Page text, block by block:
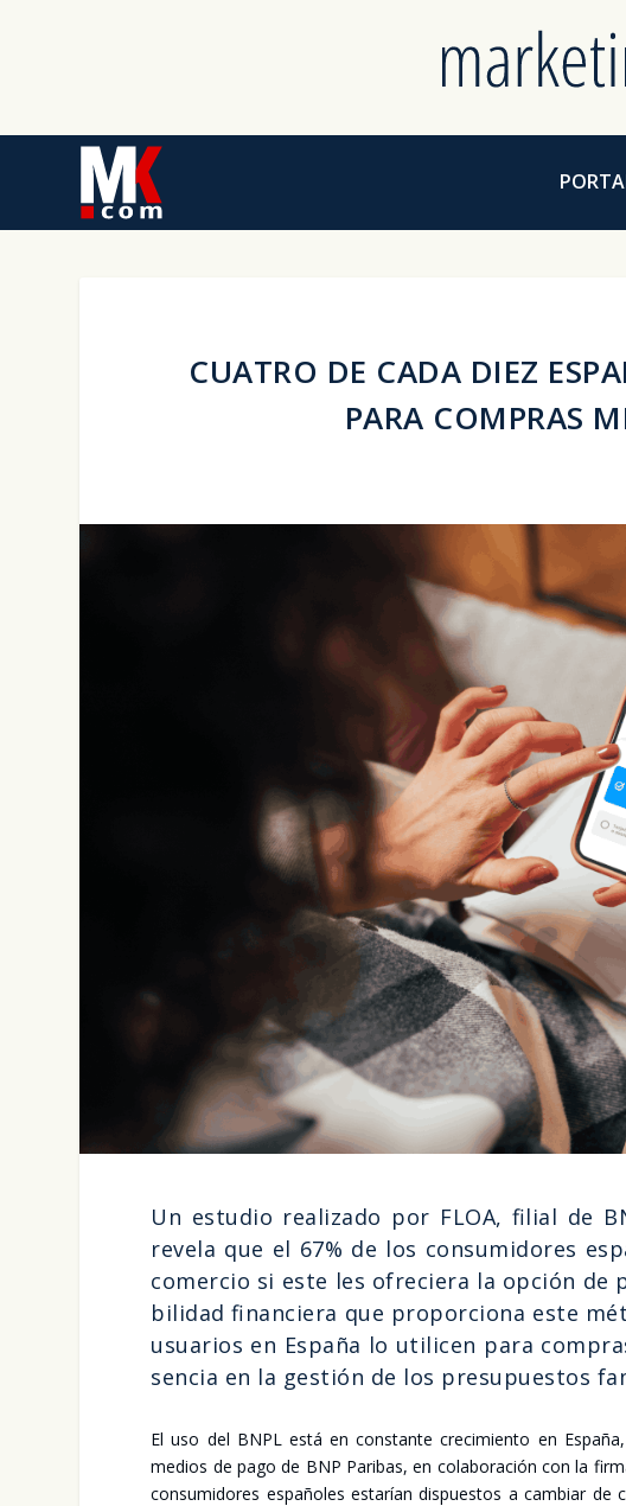
CUATRO DE CADA DIEZ
PARA COMPRAS
Un estu­dio rea­li­za­do por FLOA, filial de
reve­la que el 67% de los con­su­mi­do­res
comer­cio si este les ofre­cie­ra la opción de
bi­li­dad finan­cie­ra que pro­por­cio­na este
usua­rios en Espa­ña lo uti­li­cen para
sen­cia en la ges­tión de los pre­su­pues­tos
El uso del BNPL está en cons­tan­te cre­ci­mien­to en
medios de pago de BNP Pari­bas, en cola­bo­ra­ción con la
con­su­mi­do­res espa­ño­les esta­rían dis­pues­tos a cam­biar